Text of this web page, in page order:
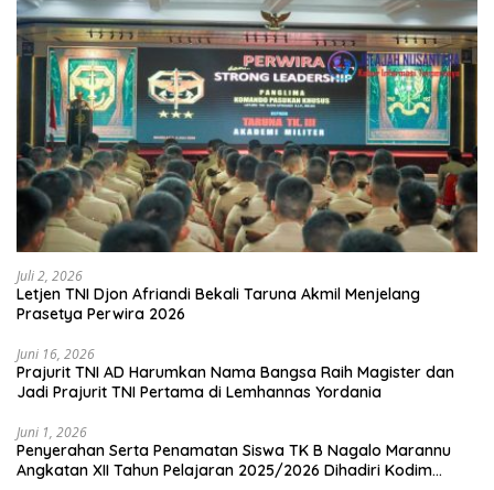
Juli 2, 2026
Letjen TNI Djon Afriandi Bekali Taruna Akmil Menjelang
Prasetya Perwira 2026
Juni 16, 2026
Prajurit TNI AD Harumkan Nama Bangsa Raih Magister dan
Jadi Prajurit TNI Pertama di Lemhannas Yordania
Juni 1, 2026
Penyerahan Serta Penamatan Siswa TK B Nagalo Marannu
Angkatan XII Tahun Pelajaran 2025/2026 Dihadiri Kodim